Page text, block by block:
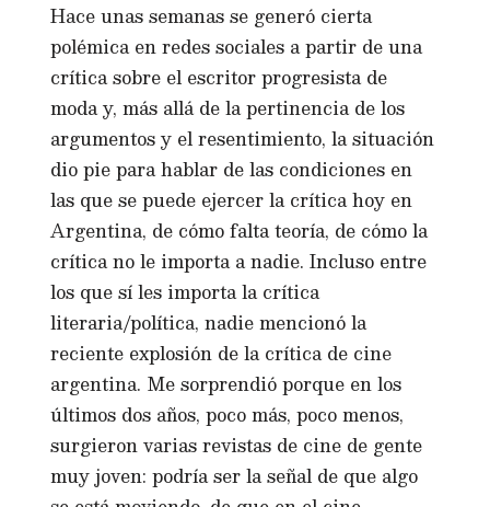
Hace unas semanas se generó cierta
polémica en redes sociales a partir de una
crítica sobre el escritor progresista de
moda y, más allá de la pertinencia de los
argumentos y el resentimiento, la situación
dio pie para hablar de las condiciones en
las que se puede ejercer la crítica hoy en
Argentina, de cómo falta teoría, de cómo la
crítica no le importa a nadie. Incluso entre
los que sí les importa la crítica
literaria/política, nadie mencionó la
reciente explosión de la crítica de cine
argentina. Me sorprendió porque en los
últimos dos años, poco más, poco menos,
surgieron varias revistas de cine de gente
muy joven: podría ser la señal de que algo